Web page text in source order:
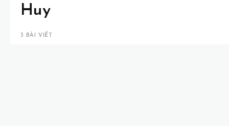
Huy
3 BÀI VIẾT